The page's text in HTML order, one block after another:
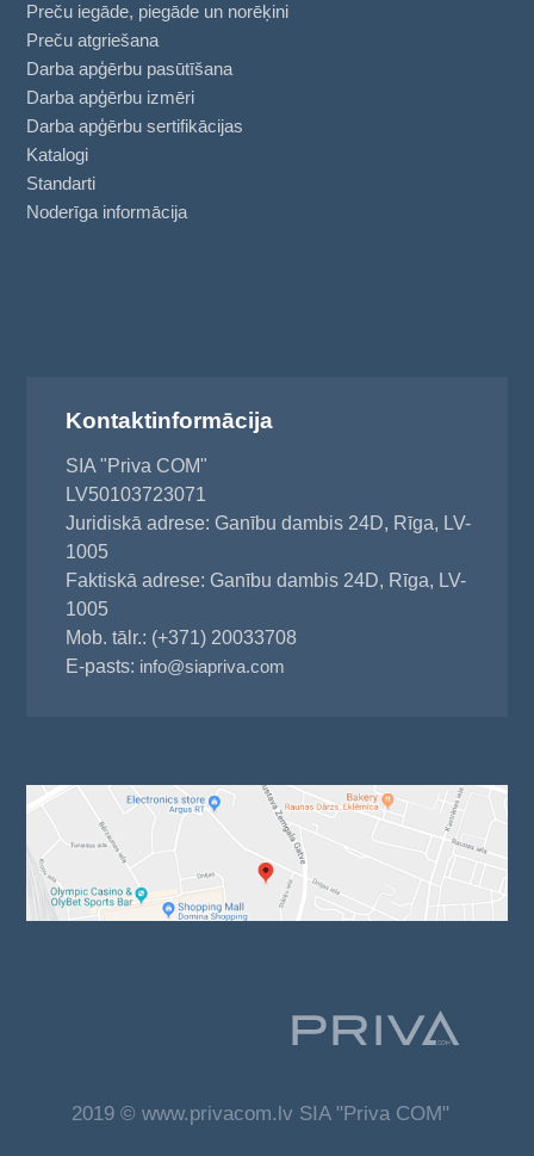
Preču iegāde, piegāde un norēķini
Preču atgriešana
Darba apģērbu pasūtīšana
Darba apģērbu izmēri
Darba apģērbu sertifikācijas
Katalogi
Standarti
Noderīga informācija
Kontaktinformācija
SIA "Priva COM"
LV50103723071
Juridiskā adrese: Ganību dambis 24D, Rīga, LV-
1005
Faktiskā adrese: Ganību dambis 24D, Rīga, LV-
1005
Mob. tālr.: (+371) 20033708
E-pasts: info@siapriva.com
2019 © www.privacom.lv SIA "Priva COM"